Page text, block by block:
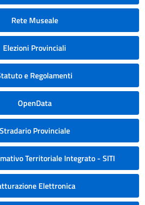
Rete Museale
Elezioni Provinciali
e Regolamenti
OpenData
Stradario Provinciale
Territoriale Integrato - SITI
Elettronica